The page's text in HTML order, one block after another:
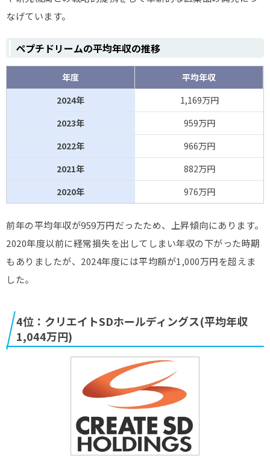
なげています。
ペプチドリームの平均年収の推移
年度
平均年収
2024年
1,169万円
2023年
959万円
2022年
966万円
2021年
882万円
2020年
976万円
前年の平均年収が959万円だったため、上昇傾向にあります。
2020年度以前に経常損失を出してしまい年収の下がった時期
もありましたが、2024年度には平均額が1,000万円を超えま
した。
4位：クリエイトSDホールディングス(平均年収
1,044万円)